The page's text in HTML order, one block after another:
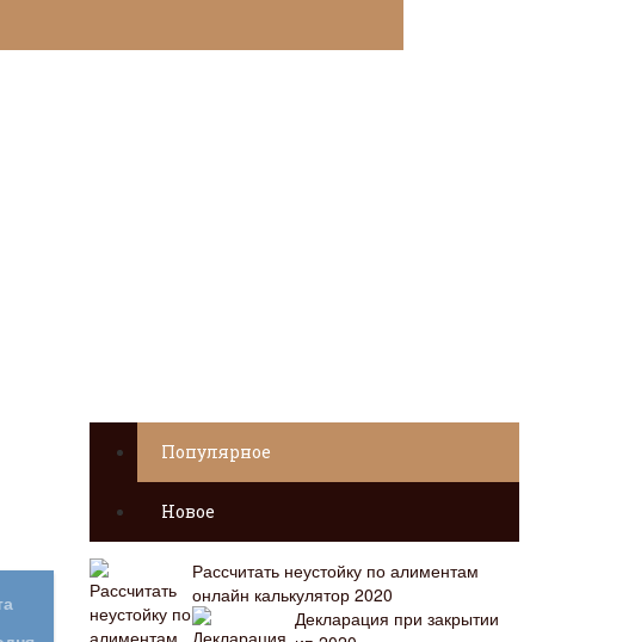
Популярное
Новое
Рассчитать неустойку по алиментам
онлайн калькулятор 2020
Декларация при закрытии